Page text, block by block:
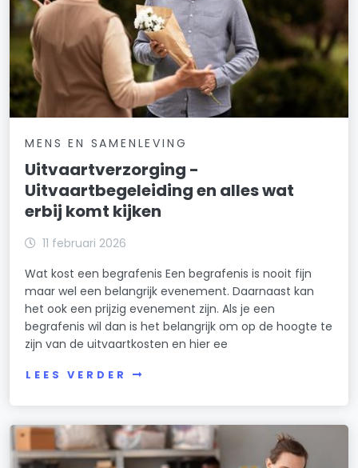
MENS EN SAMENLEVING
Uitvaartverzorging -
Uitvaartbegeleiding en alles wat
erbij komt kijken
11 februari 2026
Wat kost een begrafenis Een begrafenis is nooit fijn
maar wel een belangrijk evenement. Daarnaast kan
het ook een prijzig evenement zijn. Als je een
begrafenis wil dan is het belangrijk om op de hoogte te
zijn van de uitvaartkosten en hier ee
LEES VERDER